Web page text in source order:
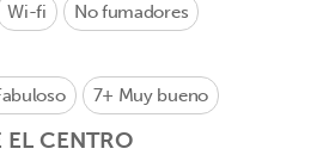
Wi-fi No fumadores
7+ Muy bueno
EL CENTRO